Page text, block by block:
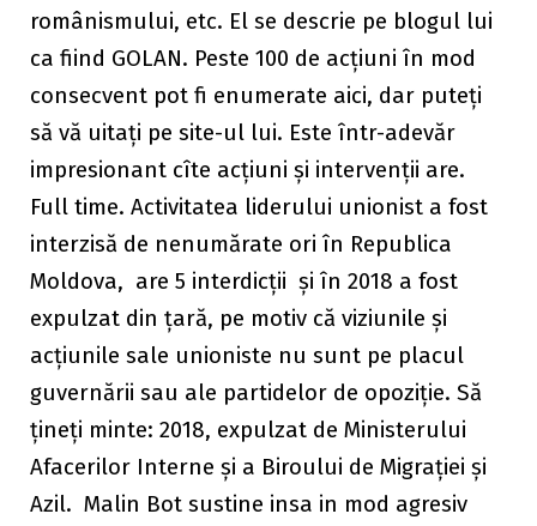
românismului, etc. El se descrie pe blogul lui
ca fiind GOLAN. Peste 100 de acțiuni în mod
consecvent pot fi enumerate aici, dar puteți
să vă uitați pe site-ul lui. Este într-adevăr
impresionant cîte acțiuni și intervenții are.
Full time. Activitatea liderului unionist a fost
interzisă de nenumărate ori în Republica
Moldova, are 5 interdicții și în 2018 a fost
expulzat din țară, pe motiv că viziunile și
acțiunile sale unioniste nu sunt pe placul
guvernării sau ale partidelor de opoziție. Să
țineți minte: 2018, expulzat de Ministerului
Afacerilor Interne și a Biroului de Migrației și
Azil. Malin Bot sustine insa in mod agresiv